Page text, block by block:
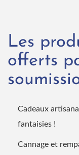
Les
offerts
Cadeaux
fantaisies !
Cannage et